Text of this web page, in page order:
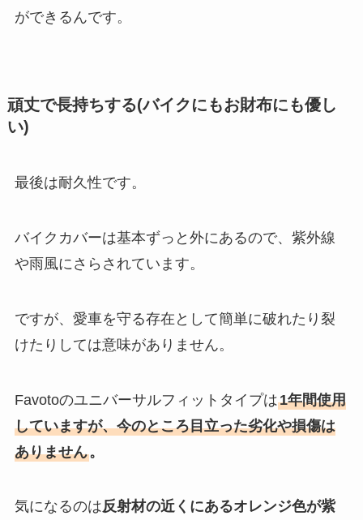
ができるんです。
頑丈で長持ちする(バイクにもお財布にも優し
い)
最後は耐久性です。
バイクカバーは基本ずっと外にあるので、紫外線
や雨風にさらされています。
ですが、愛車を守る存在として簡単に破れたり裂
けたりしては意味がありません。
Favotoのユニバーサルフィットタイプは1年間使用
していますが、今のところ目立った劣化や損傷は
ありません。
気になるのは反射材の近くにあるオレンジ色が紫